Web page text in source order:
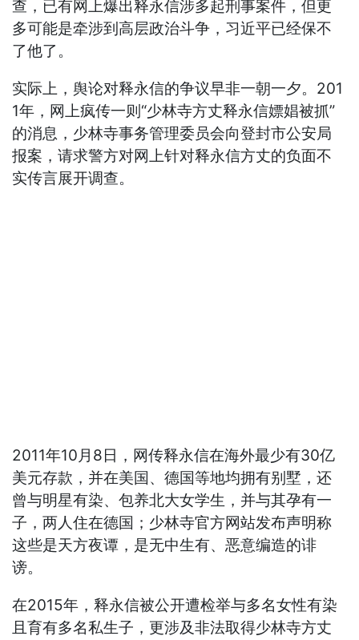
查，已有网上爆出释永信涉多起刑事案件，但更
多可能是牵涉到高层政治斗争，习近平已经保不
了他了。
实际上，舆论对释永信的争议早非一朝一夕。201
1年，网上疯传一则“少林寺方丈释永信嫖娼被抓”
的消息，少林寺事务管理委员会向登封市公安局
报案，请求警方对网上针对释永信方丈的负面不
实传言展开调查。
2011年10月8日，网传释永信在海外最少有30亿
美元存款，并在美国、德国等地均拥有别墅，还
曾与明星有染、包养北大女学生，并与其孕有一
子，两人住在德国；少林寺官方网站发布声明称
这些是天方夜谭，是无中生有、恶意编造的诽
谤。
在2015年，释永信被公开遭检举与多名女性有染
且育有多名私生子，更涉及非法取得少林寺方丈